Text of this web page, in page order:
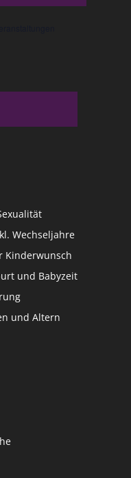
Wechseljahre
Kinderwunsch
und Babyzeit
und Altern